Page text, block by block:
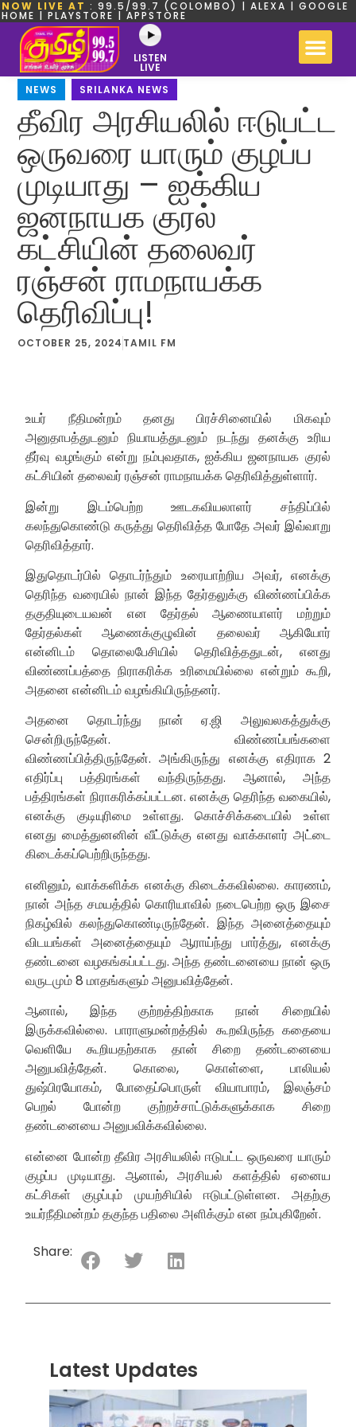
NOW LIVE AT : 99.5/99.7 (COLOMBO) | ALEXA | GOOGLE
HOME | PLAYSTORE | APPSTORE
LISTEN
LIVE
NEWS
SRILANKA NEWS
தீவிர அரசியலில் ஈடுபட்ட
ஒருவரை யாரும் குழப்ப
முடியாது – ஐக்கிய
ஜனநாயக குரல்
கட்சியின் தலைவர்
ரஞ்சன் ராமநாயக்க
தெரிவிப்பு!
OCTOBER 25, 2024 TAMIL FM
உயர் நீதிமன்றம் தனது பிரச்சினையில் மிகவும்
அனுதாபத்துடனும் நியாயத்துடனும் நடந்து தனக்கு உரிய
தீர்வு வழங்கும் என்று நம்புவதாக, ஐக்கிய ஜனநாயக குரல்
கட்சியின் தலைவர் ரஞ்சன் ராமநாயக்க தெரிவித்துள்ளார்.
இன்று இடம்பெற்ற ஊடகவியலாளர் சந்திப்பில்
கலந்துகொண்டு கருத்து தெரிவித்த போதே அவர் இவ்வாறு
தெரிவித்தார்.
இதுதொடர்பில் தொடர்ந்தும் உரையாற்றிய அவர், எனக்கு
தெரிந்த வரையில் நான் இந்த தேர்தலுக்கு விண்ணப்பிக்க
தகுதியுடையவன் என தேர்தல் ஆணையாளர் மற்றும்
தேர்தல்கள் ஆணைக்குழுவின் தலைவர் ஆகியோர்
என்னிடம் தொலைபேசியில் தெரிவித்ததுடன், எனது
விண்ணப்பத்தை நிராகரிக்க உரிமையில்லை என்றும் கூறி,
அதனை என்னிடம் வழங்கியிருந்தனர்.
அதனை தொடர்ந்து நான் ஏ.ஜி அலுவலகத்துக்கு
சென்றிருந்தேன். விண்ணப்பங்களை
விண்ணப்பித்திருந்தேன். அங்கிருந்து எனக்கு எதிராக 2
எதிர்ப்பு பத்திரங்கள் வந்திருந்தது. ஆனால், அந்த
பத்திரங்கள் நிராகரிக்கப்பட்டன. எனக்கு தெரிந்த வகையில்,
எனக்கு குடியுரிமை உள்ளது. கொச்சிக்கடையில் உள்ள
எனது மைத்துனனின் வீட்டுக்கு எனது வாக்காளர் அட்டை
கிடைக்கப்பெற்றிருந்தது.
எனினும், வாக்களிக்க எனக்கு கிடைக்கவில்லை. காரணம்,
நான் அந்த சமயத்தில் கொரியாவில் நடைபெற்ற ஒரு இசை
நிகழ்வில் கலந்துகொண்டிருந்தேன். இந்த அனைத்தையும்
விடயங்கள் அனைத்தையும் ஆராய்ந்து பார்த்து, எனக்கு
தண்டனை வழகங்கப்பட்டது. அந்த தண்டனையை நான் ஒரு
வருடமும் 8 மாதங்களும் அனுபவித்தேன்.
ஆனால், இந்த குற்றத்திற்காக நான் சிறையில்
இருக்கவில்லை. பாராளுமன்றத்தில் கூறவிருந்த கதையை
வெளியே கூறியதற்காக தான் சிறை தண்டனையை
அனுபவித்தேன். கொலை, கொள்ளை, பாலியல்
துஷ்பிரயோகம், போதைப்பொருள் வியாபாரம், இலஞ்சம்
பெறல் போன்ற குற்றச்சாட்டுக்களுக்காக சிறை
தண்டனையை அனுபவிக்கவில்லை.
என்னை போன்ற தீவிர அரசியலில் ஈடுபட்ட ஒருவரை யாரும்
குழப்ப முடியாது. ஆனால், அரசியல் களத்தில் ஏனைய
கட்சிகள் குழப்பும் முயற்சியில் ஈடுபட்டுள்ளன. அதற்கு
உயர்நீதிமன்றம் தகுந்த பதிலை அளிக்கும் என நம்புகிறேன்.
Share:
Latest Updates